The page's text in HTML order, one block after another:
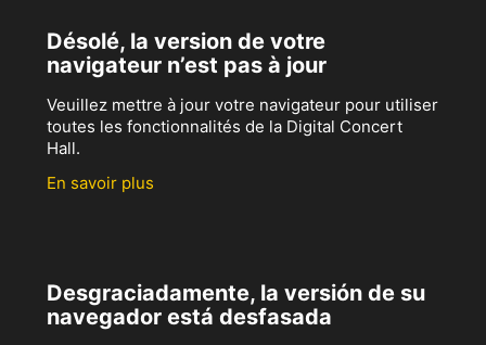
Désolé, la version de votre
navigateur n’est pas à jour
Veuillez mettre à jour votre navigateur pour utiliser
toutes les fonctionnalités de la Digital Concert
Hall.
En savoir plus
Desgraciadamente, la versión de su
navegador está desfasada